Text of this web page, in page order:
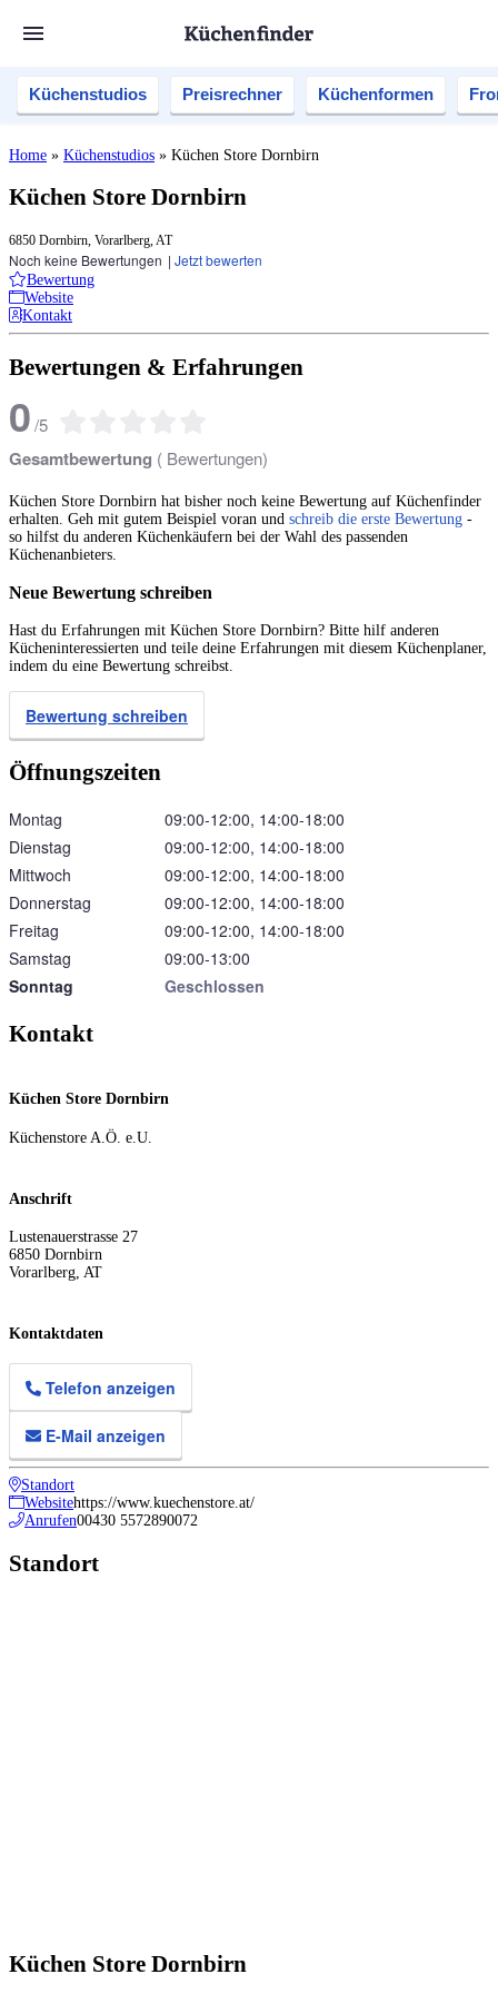
Küchenstudios Preisrechner Küchenformen
Home » Küchenstudios » Küchen Store Dornbirn
Küchen Store Dornbirn
6850 Dornbirn, Vorarlberg, AT
Noch keine Bewertungen | Jetzt bewerten
Bewertung
Website
Kontakt
Bewertungen & Erfahrungen
0/5
Gesamtbewertung ( Bewertungen)
Küchen Store Dornbirn hat bisher noch keine Bewertung auf Küchenfinder
erhalten. Geh mit gutem Beispiel voran und schreib die erste Bewertung -
so hilfst du anderen Küchenkäufern bei der Wahl des passenden
Küchenanbieters.
Neue Bewertung schreiben
Hast du Erfahrungen mit Küchen Store Dornbirn? Bitte hilf anderen
Kücheninteressierten und teile deine Erfahrungen mit diesem Küchenplaner,
indem du eine Bewertung schreibst.
Bewertung schreiben
Öffnungszeiten
Montag
09:00‑12:00, 14:00‑18:00
Dienstag
09:00‑12:00, 14:00‑18:00
Mittwoch
09:00‑12:00, 14:00‑18:00
Donnerstag
09:00‑12:00, 14:00‑18:00
Freitag
09:00‑12:00, 14:00‑18:00
Samstag
09:00‑13:00
Sonntag
Geschlossen
Kontakt
Küchen Store Dornbirn
Küchenstore A.Ö. e.U.
Anschrift
Lustenauerstrasse 27
6850 Dornbirn
Vorarlberg, AT
Kontaktdaten
Telefon anzeigen
E-Mail anzeigen
Standort
Websitehttps://www.kuechenstore.at/
Anrufen00430 5572890072
Standort
Küchen Store Dornbirn